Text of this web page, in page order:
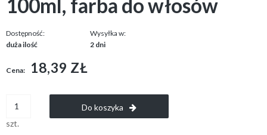
100ml, farba do włosów
Dostępność:
duża ilość
Wysyłka w:
2 dni
Cena: 18,39 ZŁ
szt.
Do koszyka